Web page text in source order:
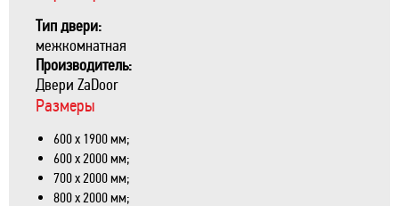
Тип двери:
межкомнатная
Производитель:
Двери ZaDoor
Размеры
600 х 1900 мм;
600 х 2000 мм;
700 х 2000 мм;
800 х 2000 мм;